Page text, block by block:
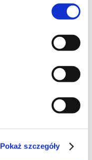
Pokaż szczegóły